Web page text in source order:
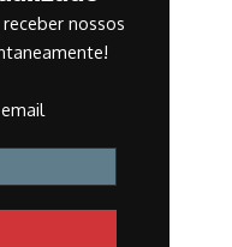
nossos